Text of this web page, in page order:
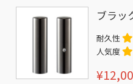
ブラッ
耐久性
人気度